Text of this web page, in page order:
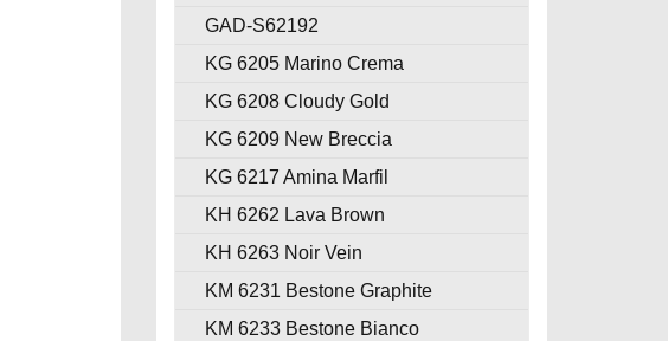
GAD-S62192
KG 6205 Marino Crema
KG 6208 Cloudy Gold
KG 6209 New Breccia
KG 6217 Amina Marfil
KH 6262 Lava Brown
KH 6263 Noir Vein
KM 6231 Bestone Graphite
KM 6233 Bestone Bianco